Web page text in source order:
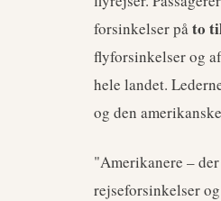
forsinkelser påto
flyforsinkelser og
hele landet.
og den
"Amerikanere –
rejseforsinkelser